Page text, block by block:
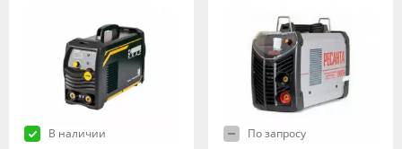
В наличии
По запросу